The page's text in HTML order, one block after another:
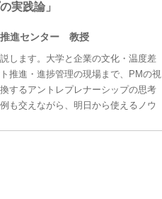
実践論」
進センター 教授
します。大学と企業の文化・温度差
推進・進捗管理の現場まで、PMの視
するアントレプレナーシップの思考
も交えながら、明日から使えるノウ